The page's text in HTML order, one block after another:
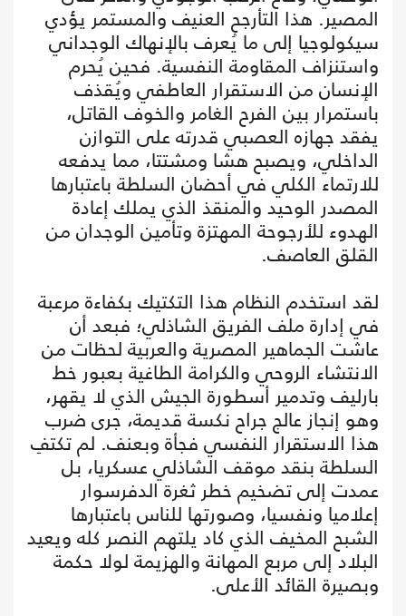
المصير. هذا التأرجح العنيف والمستمر يؤدي
سيكولوجيا إلى ما يُعرف بالإنهاك الوجداني
واستنزاف المقاومة النفسية. فحين يُحرم
الإنسان من الاستقرار العاطفي ويُقذف
باستمرار بين الفرح الغامر والخوف القاتل،
يفقد جهازه العصبي قدرته على التوازن
الداخلي، ويصبح هشا ومشتتا، مما يدفعه
للارتماء الكلي في أحضان السلطة باعتبارها
المصدر الوحيد والمنقذ الذي يملك إعادة
الهدوء للأرجوحة المهتزة وتأمين الوجدان من
القلق العاصف.
لقد استخدم النظام هذا التكتيك بكفاءة مرعبة
في إدارة ملف الفريق الشاذلي؛ فبعد أن
عاشت الجماهير المصرية والعربية لحظات من
الانتشاء الروحي والكرامة الطاغية بعبور خط
بارليف وتدمير أسطورة الجيش الذي لا يقهر،
وهو إنجاز عالج جراح نكسة قديمة، جرى ضرب
هذا الاستقرار النفسي فجأة وبعنف. لم تكتفِ
السلطة بنقد موقف الشاذلي عسكريا، بل
عمدت إلى تضخيم خطر ثغرة الدفرسوار
إعلاميا ونفسيا، وصورتها للناس باعتبارها
الشبح المخيف الذي كاد يلتهم النصر كله ويعيد
البلاد إلى مربع المهانة والهزيمة لولا حكمة
وبصيرة القائد الأعلى.